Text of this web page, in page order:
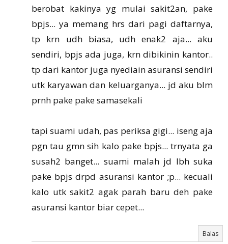
berobat kakinya yg mulai sakit2an, pake
bpjs... ya memang hrs dari pagi daftarnya,
tp krn udh biasa, udh enak2 aja... aku
sendiri, bpjs ada juga, krn dibikinin kantor..
tp dari kantor juga nyediain asuransi sendiri
utk karyawan dan keluarganya... jd aku blm
prnh pake pake samasekali
tapi suami udah, pas periksa gigi... iseng aja
pgn tau gmn sih kalo pake bpjs... trnyata ga
susah2 banget... suami malah jd lbh suka
pake bpjs drpd asuransi kantor ;p... kecuali
kalo utk sakit2 agak parah baru deh pake
asuransi kantor biar cepet...
Balas